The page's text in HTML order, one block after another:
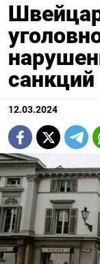
санкций
12.03.2024